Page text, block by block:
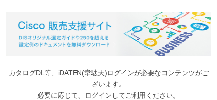
カタログDL等、iDATEN(韋駄天)ログインが必要なコンテンツがご
ざいます。
必要に応じて、ログインしてご利用ください。